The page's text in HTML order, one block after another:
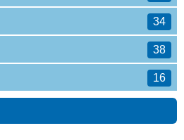
34
38
16